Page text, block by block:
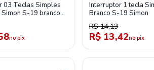
03 Teclas Simples
S-19 branco
no pix
Interruptor 1 tecla
Branco S-19 Simon
R$ 14,13
R$ 13,42no pix